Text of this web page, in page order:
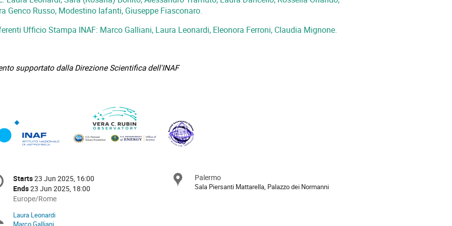
Genco Russo, Modestino Iafanti, Giuseppe Fiasconaro.
Ufficio Stampa INAF: Marco Galliani, Laura Leonardi, Eleonora Ferroni, Claudia Mignone.
supportato dalla Direzione Scientifica dell'INAF
Date/Time
Starts23 Jun 2025, 16:00
Ends23 Jun 2025, 18:00
All
are
Europe/Rome
Location
Palermo
Sala Piersanti Mattarella, Palazzo dei Normanni
Chairpersons
Laura Leonardi
Marco Galliani